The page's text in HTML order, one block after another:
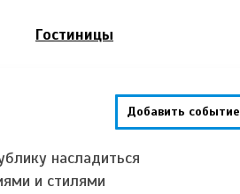
Гостиницы
Добавить событие
насладиться
и стилями